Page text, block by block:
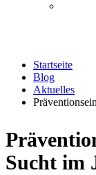
Startseite
Blog
Aktuelles
Sucht im